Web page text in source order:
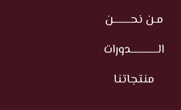
مـن نحـــــــن
الـــــــــــدورات
منتجاتنا